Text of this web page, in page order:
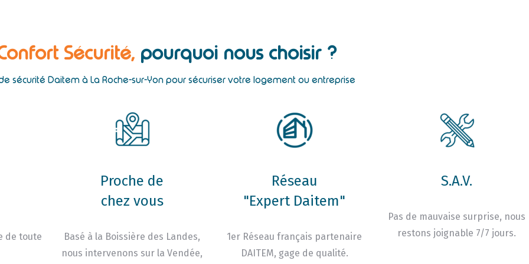
Sécurité, pourquoi nous choisir ?
sécurité Daitem à La Roche-sur-Yon pour sécuriser votre logement ou entreprise
de toute
Proche de
chez vous
Basé à la Boissière des Landes,
nous intervenons sur la Vendée,
Réseau
"Expert Daitem"
1er Réseau français partenaire
DAITEM, gage de qualité.
S.A.V.
Pas de mauvaise surprise, nous
restons joignable 7/7 jours.